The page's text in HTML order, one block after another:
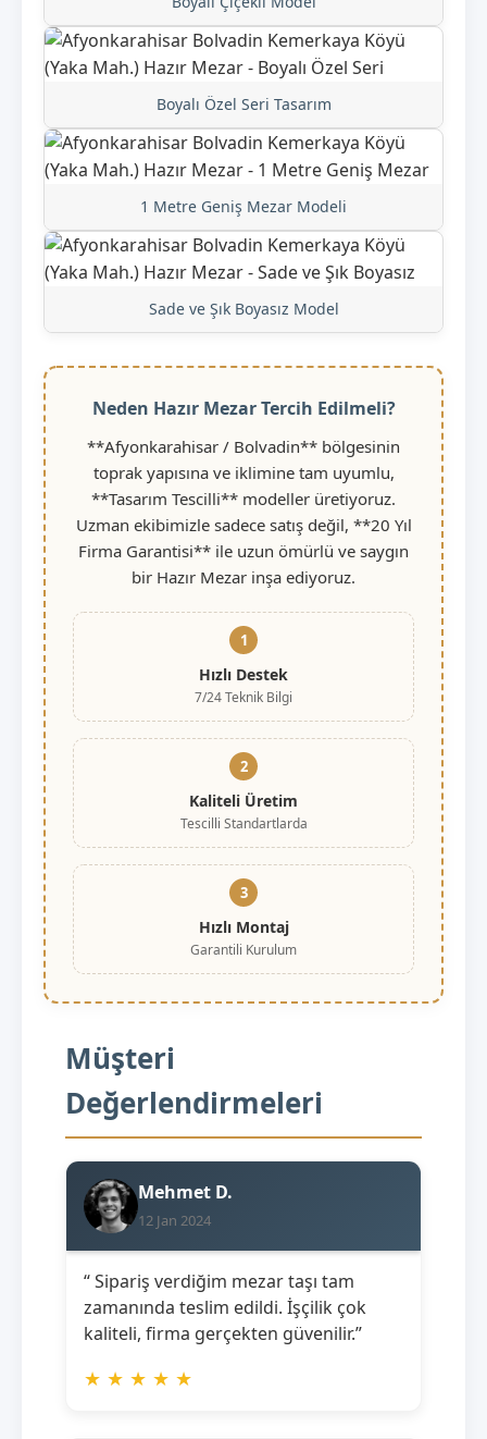
Boyalı Özel Seri Tasarım
1 Metre Geniş Mezar Modeli
Sade ve Şık Boyasız Model
Neden Hazır Mezar Tercih Edilmeli?
**Afyonkarahisar / Bolvadin** bölgesinin
toprak yapısına ve iklimine tam uyumlu,
**Tasarım Tescilli** modeller üretiyoruz.
Uzman ekibimizle sadece satış değil, **20 Yıl
Firma Garantisi** ile uzun ömürlü ve saygın
bir Hazır Mezar inşa ediyoruz.
1
Hızlı Destek
7/24 Teknik Bilgi
2
Kaliteli Üretim
Tescilli Standartlarda
3
Hızlı Montaj
Garantili Kurulum
Müşteri
Değerlendirmeleri
Mehmet D.
12 Jan 2024
“ Sipariş verdiğim mezar taşı tam
zamanında teslim edildi. İşçilik çok
kaliteli, firma gerçekten güvenilir.”
★ ★ ★ ★ ★